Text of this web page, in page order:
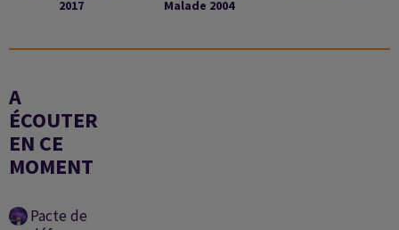
2017
Malade 2004
A
ÉCOUTER
EN CE
MOMENT
Pacte de